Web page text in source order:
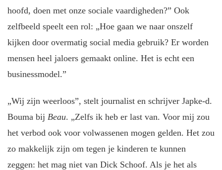
hoofd, doen met onze sociale vaardigheden?” Ook
zelfbeeld speelt een rol: „Hoe gaan we naar onszelf
kijken door overmatig social media gebruik? Er worden
mensen heel jaloers gemaakt online. Het is echt een
businessmodel.”
„Wij zijn weerloos”, stelt journalist en schrijver Japke-d.
Bouma bij Beau. „Zelfs ik heb er last van. Voor mij zou
het verbod ook voor volwassenen mogen gelden. Het zou
zo makkelijk zijn om tegen je kinderen te kunnen
zeggen: het mag niet van Dick Schoof. Als je het als